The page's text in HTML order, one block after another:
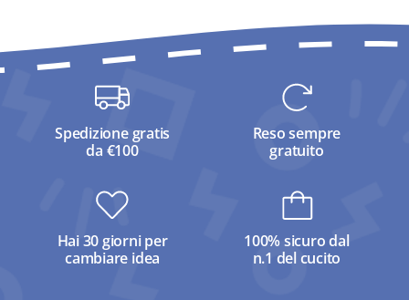
Spedizione gratis
da €100
Reso sempre
gratuito
Hai 30 giorni per
cambiare idea
100% sicuro dal
n.1 del cucito